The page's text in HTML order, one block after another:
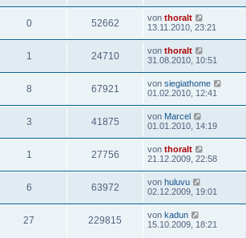
0 52662 von thoralt
13.11.2010, 23:21
1 24710 von thoralt
31.08.2010, 10:51
8 67921 von siegiathome
01.02.2010, 12:41
3 41875 von Marcel
01.01.2010, 14:19
1 27756 von thoralt
21.12.2009, 22:58
6 63972 von huluvu
02.12.2009, 19:01
27 229815 von kadun
15.10.2009, 18:21